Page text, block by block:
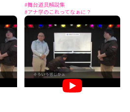
#舞台道具解説集
#アナ学のこれってなぁに？